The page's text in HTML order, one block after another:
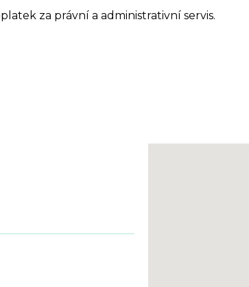
za právní a administrativní servis.